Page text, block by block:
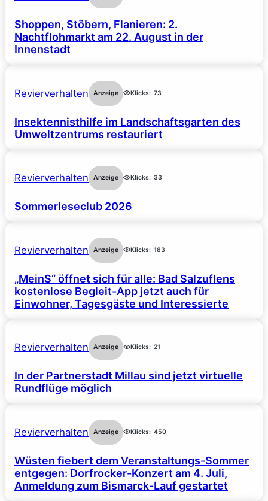
Shoppen, Stöbern, Flanieren: 2.
Nachtflohmarkt am 22. August in der
Innenstadt
Revierverhalten Anzeige Klicks: 73
Insektennisthilfe im Landschaftsgarten des
Umweltzentrums restauriert
Revierverhalten Anzeige Klicks: 33
Sommerleseclub 2026
Revierverhalten Anzeige Klicks: 183
„MeinS“ öffnet sich für alle: Bad Salzuflens
kostenlose Begleit-App jetzt auch für
Einwohner, Tagesgäste und Interessierte
Revierverhalten Anzeige Klicks: 21
In der Partnerstadt Millau sind jetzt virtuelle
Rundflüge möglich
Revierverhalten Anzeige Klicks: 450
Wüsten fiebert dem Veranstaltungs-Sommer
entgegen: Dorfrocker-Konzert am 4. Juli,
Anmeldung zum Bismarck-Lauf gestartet